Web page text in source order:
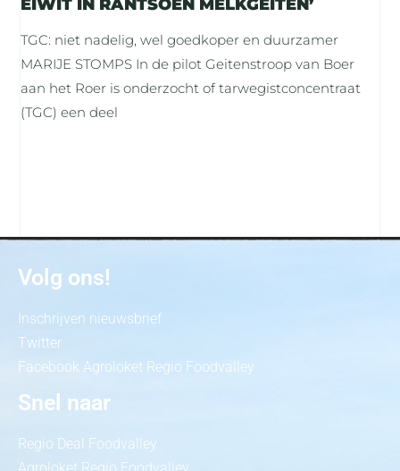
EIWIT IN RANTSOEN MELKGEITEN’
TGC: niet nadelig, wel goedkoper en duurzamer
MARIJE STOMPS In de pilot Geitenstroop van Boer
aan het Roer is onderzocht of tarwegistconcentraat
(TGC) een deel
Volg ons!
Inschrijven nieuwsbrief
Twitter
Facebook Agroloket Regio Foodvalley
Snel naar
Regio Deal Foodvalley